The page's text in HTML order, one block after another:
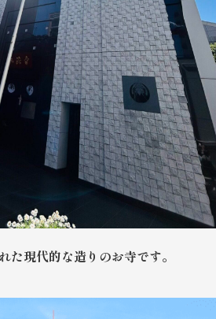
た現代的な造りのお寺です。